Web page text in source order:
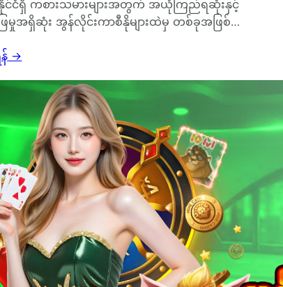
နိုင်ငံရှိ ကစားသမားများအတွက် အယုံကြည်ရဆုံးနှင့်
ြေမှုအရှိဆုံး အွန်လိုင်းကာစီနိုများထဲမှ တစ်ခုအဖြစ်…
→